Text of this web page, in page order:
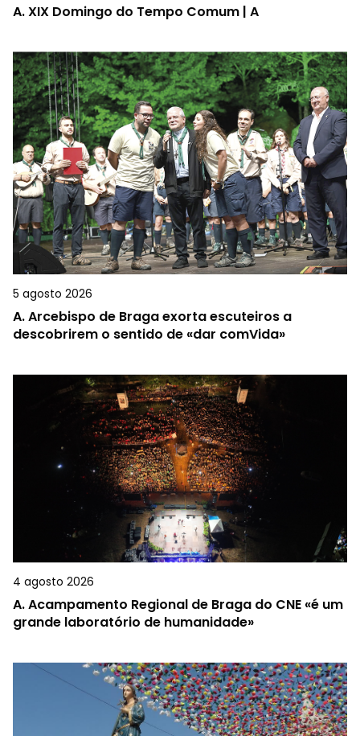
A.XIX Domingo do Tempo Comum | A
5 agosto 2026
A.Arcebispo de Braga exorta escuteiros a
descobrirem o sentido de «dar comVida»
4 agosto 2026
A.Acampamento Regional de Braga do CNE «é um
grande laboratório de humanidade»